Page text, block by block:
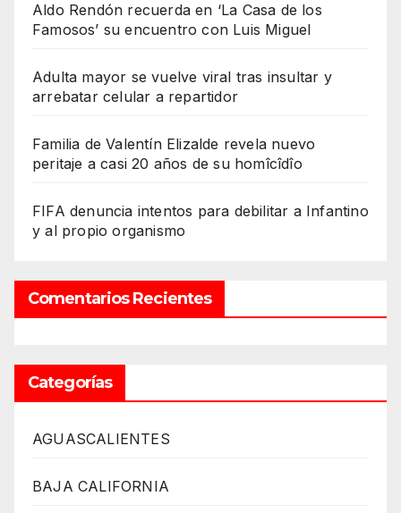
Aldo Rendón recuerda en ‘La Casa de los
Famosos’ su encuentro con Luis Miguel
Adulta mayor se vuelve viral tras insultar y
arrebatar celular a repartidor
Familia de Valentín Elizalde revela nuevo
peritaje a casi 20 años de su homîcîdîo
FIFA denuncia intentos para debilitar a Infantino
y al propio organismo
Comentarios Recientes
Categorías
AGUASCALIENTES
BAJA CALIFORNIA